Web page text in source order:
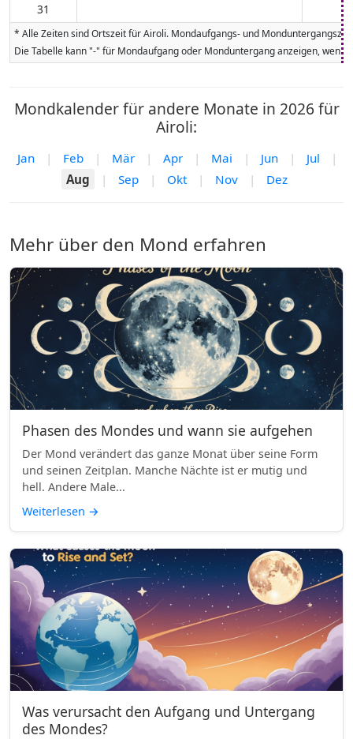
31
* Alle Zeiten sind Ortszeit für Airoli. Mondaufgangs- und
Die Tabelle kann "-" für Mondaufgang oder Monduntergang anzeigen,
Mondkalender für andere Monate in 2026 für
Airoli:
Jan | Feb | Mär | Apr | Mai | Jun | Jul
|
Aug
| Sep | Okt | Nov | Dez
Mehr über den Mond erfahren
Phasen des Mondes und wann sie aufgehen
Der Mond verändert das ganze Monat über seine Form
und seinen Zeitplan. Manche Nächte ist er mutig und
hell. Andere Male...
Weiterlesen →
Was verursacht den Aufgang und Untergang
des Mondes?